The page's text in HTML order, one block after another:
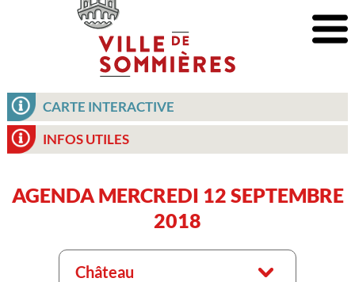
CARTE INTERACTIVE
INFOS UTILES
AGENDA MERCREDI 12 SEPTEMBRE
2018
Château